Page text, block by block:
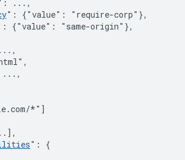
: ... ,
" : {"value": "require-corp"},
: {"value": "same-origin"},
,
,
... ,
*" ]
] ,
" :
{